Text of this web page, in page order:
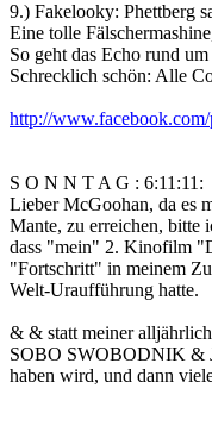
9.) Fakelooky: Phettberg
Eine tolle Fälschermashine
So geht das Echo rund
Schrecklich schön: Alle
http://www.facebook.com/
S O N N T A G : 6:11:11:
Lieber McGoohan, da es
Mante, zu erreichen, bitte
dass "mein" 2. Kinofilm
"Fortschritt" in meinem
Welt-Uraufführung hatte.
& & statt meiner
SOBO SWOBODNIK &
haben wird, und dann